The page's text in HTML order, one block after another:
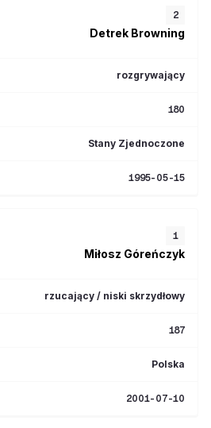
2
Detrek Browning
rozgrywający
180
Stany Zjednoczone
1995-05-15
1
Miłosz Góreńczyk
rzucający / niski skrzydłowy
187
Polska
2001-07-10